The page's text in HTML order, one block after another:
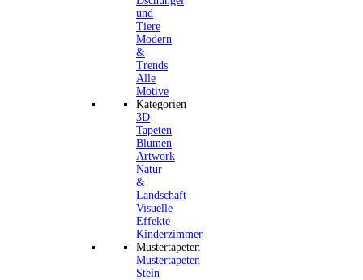
und
Tiere
Modern
&
Trends
Alle
Motive
Kategorien
3D
Tapeten
Blumen
Artwork
Natur
&
Landschaft
Visuelle
Effekte
Kinderzimmer
Mustertapeten
Mustertapeten
Stein